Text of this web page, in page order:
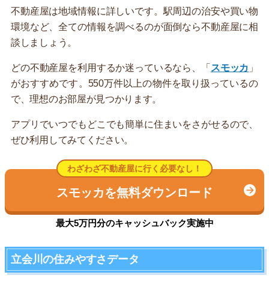
不動産屋は地域情報に詳しいです。駅周辺の治安や買い物
環境など、全ての情報を調べるのが面倒なら不動産屋に相
談しましょう。
どの不動産屋を利用するか迷っているなら、「 スモッカ 」
がおすすめです。550万件以上の物件を取り扱っているの
で、理想のお部屋が見つかります。
アプリでいつでもどこでも簡単に住まいをさがせるので、
ぜひ利用してみてください。
わざわざ不動産屋に行く必要なし！
スモッカを無料ダウンロード
最大5万円分のキャッシュバック実施中
立会川の住みやすさデータ